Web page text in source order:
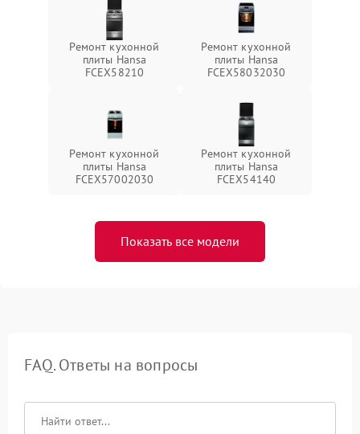
Ремонт кухонной
плиты Hansa
FCEX58210
Ремонт кухонной
плиты Hansa
FCEX58032030
Ремонт кухонной
плиты Hansa
FCEX57002030
Ремонт кухонной
плиты Hansa
FCEX54140
Показать все модели
FAQ. Ответы на вопросы